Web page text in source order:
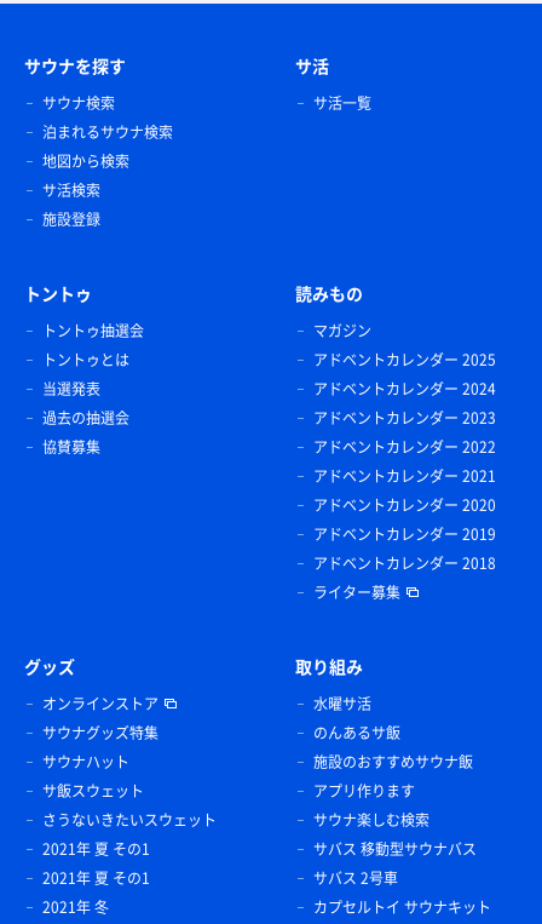
サウナを探す
サウナ検索
泊まれるサウナ検索
地図から検索
サ活検索
施設登録
サ活
サ活一覧
トントゥ
トントゥ抽選会
トントゥとは
当選発表
過去の抽選会
協賛募集
読みもの
マガジン
アドベントカレンダー 2025
アドベントカレンダー 2024
アドベントカレンダー 2023
アドベントカレンダー 2022
アドベントカレンダー 2021
アドベントカレンダー 2020
アドベントカレンダー 2019
アドベントカレンダー 2018
ライター募集
グッズ
オンラインストア
サウナグッズ特集
サウナハット
サ飯スウェット
さうないきたいスウェット
2021年 夏 その1
2021年 夏 その1
2021年 冬
取り組み
水曜サ活
のんあるサ飯
施設のおすすめサウナ飯
アプリ作ります
サウナ楽しむ検索
サバス 移動型サウナバス
サバス 2号車
カプセルトイ サウナキット